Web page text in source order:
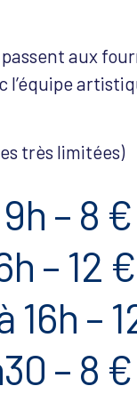
aux
l’équipe
très limitées)
– 8 €
– 12 €
–
– 8 €